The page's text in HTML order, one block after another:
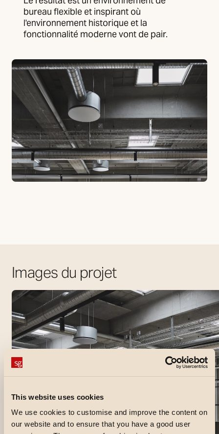
This website uses cookies
We use cookies to customise and improve the content on
our website and to ensure that you have a good user
bureau flexible et inspirant où
l'environnement historique et la
fonctionnalité moderne vont de pair.
Images du projet